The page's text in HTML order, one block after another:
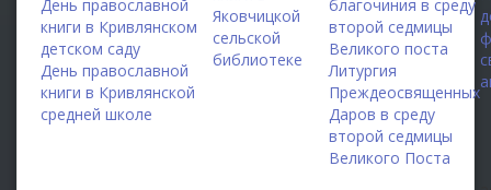
День православной
книги в Кривлянском
детском саду
День православной
книги в Кривлянской
средней школе
Яковчицкой
сельской
библиотеке
благочиния в среду
второй седмицы
Великого поста
Литургия
Преждеосвященных
Даров в среду
второй седмицы
Великого Поста